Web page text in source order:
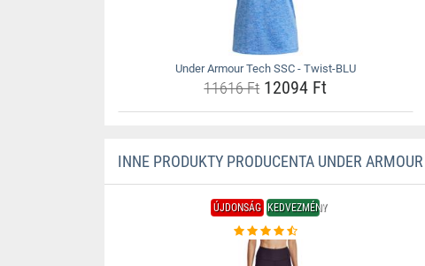
Under Armour Tech SSC - Twist-BLU
11616 Ft12094 Ft
INNE PRODUKTY PRODUCENTA UNDER ARMOUR
ÚJDONSÁG KEDVEZMÉNY